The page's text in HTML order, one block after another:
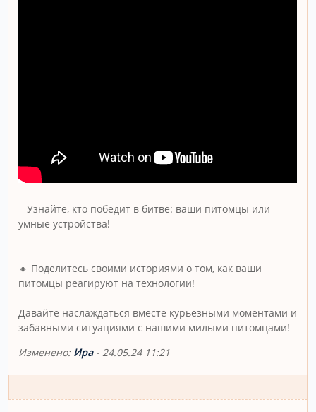
Узнайте, кто победит в битве: ваши питомцы или
умные устройства!
🔸 Поделитесь своими историями о том, как ваши
питомцы реагируют на технологии!
Давайте наслаждаться вместе курьезными моментами и
забавными ситуациями с нашими милыми питомцами!
Изменено: Ира- 24.05.24 11:21